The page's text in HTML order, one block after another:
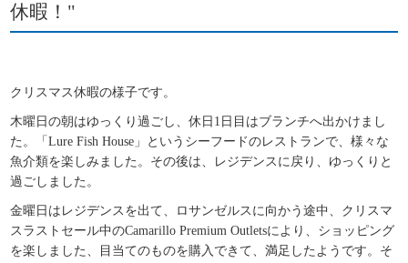
休暇！"
クリスマス休暇の様子です。
木曜日の朝はゆっくり過ごし、休日 1 日目はブランチへ出かけまし
た。「Lure Fish House 」というシーフードのレストランで、様々な
魚介類を楽しみました。その後は、レジデンスに戻り、ゆっくりと
過ごしました。
金曜日はレジデンスを出て、ロサンゼルスに向かう途中、クリスマ
スラストセール中のCamarillo Premium Outletsにより、ショッピング
を楽しました、目当てのものを購入できて、満足したようです。そ